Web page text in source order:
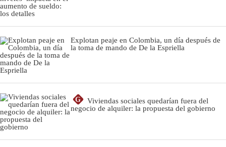
Explotan peaje en Colombia, un día después de
la toma de mando de De la Espriella
G
Viviendas sociales quedarían fuera del
negocio de alquiler: la propuesta del gobierno